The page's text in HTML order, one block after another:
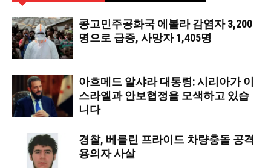
콩고민주공화국 에볼라 감염자 3,200
명으로 급증, 사망자 1,405명
아흐메드 알샤라 대통령: 시리아가 이
스라엘과 안보협정을 모색하고 있습
니다
경찰, 베를린 프라이드 차량충돌 공격
용의자 사살